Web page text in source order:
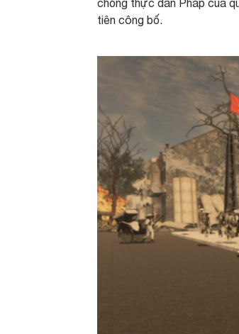
chống thực dân Pháp của
tiên công bố.